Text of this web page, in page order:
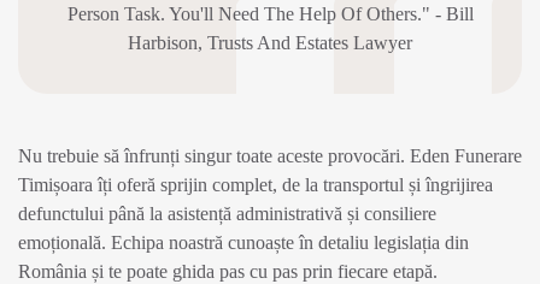
Person Task. You'll Need The Help Of Others." - Bill
Harbison, Trusts And Estates Lawyer
Nu trebuie să înfrunți singur toate aceste provocări. Eden Funerare
Timișoara îți oferă sprijin complet, de la transportul și îngrijirea
defunctului până la asistență administrativă și consiliere
emoțională. Echipa noastră cunoaște în detaliu legislația din
România și te poate ghida pas cu pas prin fiecare etapă.